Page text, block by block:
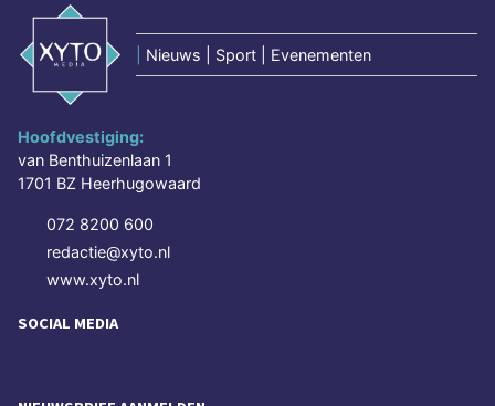
Nieuws | Sport | Evenementen
Hoofdvestiging:
van Benthuizenlaan 1
1701 BZ Heerhugowaard
072 8200 600
redactie@xyto.nl
www.xyto.nl
SOCIAL MEDIA